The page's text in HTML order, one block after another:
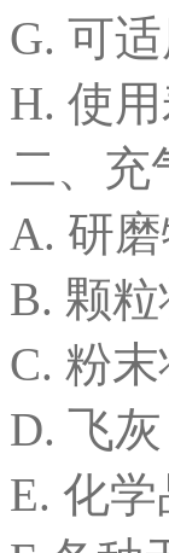
G. 可
H. 使
二、充
A. 研
B. 颗
C. 粉
D. 飞灰
E. 化